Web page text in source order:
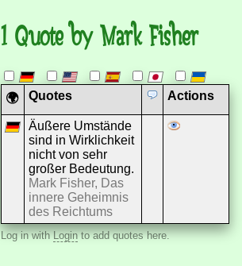
1 Quote by Mark Fisher
🌍 Quotes Actions
Äußere Umstände
sind in Wirklichkeit
nicht von sehr
großer Bedeutung.
Mark Fisher, Das
innere Geheimnis
des Reichtums
Log in withLoginto add quotes here.